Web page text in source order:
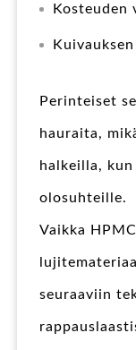
Kosteuden
Perinteiset
hauraita,
halkeilla,
olosuhteille.
Vaikka
seuraaviin